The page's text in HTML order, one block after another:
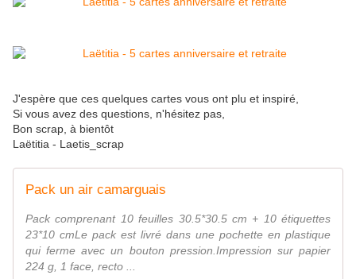
J'espère que ces quelques cartes vous ont plu et inspiré,
Si vous avez des questions, n'hésitez pas,
Bon scrap, à bientôt
Laëtitia - Laetis_scrap
Pack un air camarguais
Pack comprenant 10 feuilles 30.5*30.5 cm + 10 étiquettes
23*10 cmLe pack est livré dans une pochette en plastique
qui ferme avec un bouton pression.Impression sur papier
224 g, 1 face, recto ...